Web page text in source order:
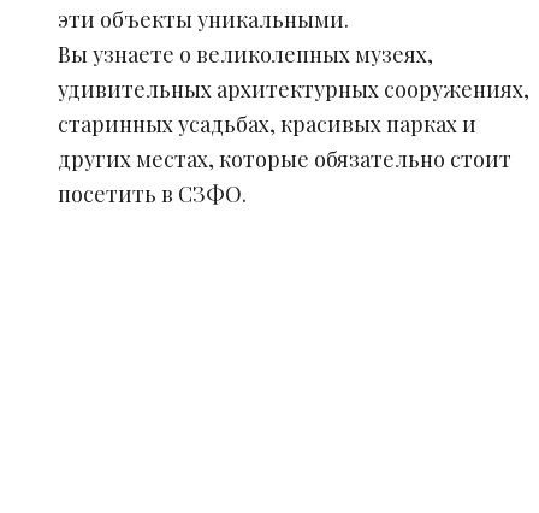
эти объекты уникальными.
Вы узнаете о великолепных музеях,
удивительных архитектурных сооружениях,
старинных усадьбах, красивых парках и
других местах, которые обязательно стоит
посетить в СЗФО.